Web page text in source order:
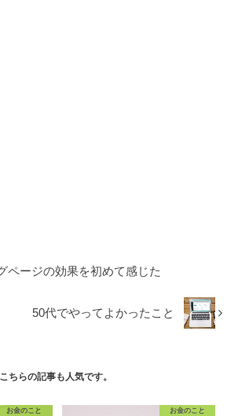
ページの効果を初めて感じた
50代でやってよかったこと
こちらの記事も人気です。
お金のこと お金のこと